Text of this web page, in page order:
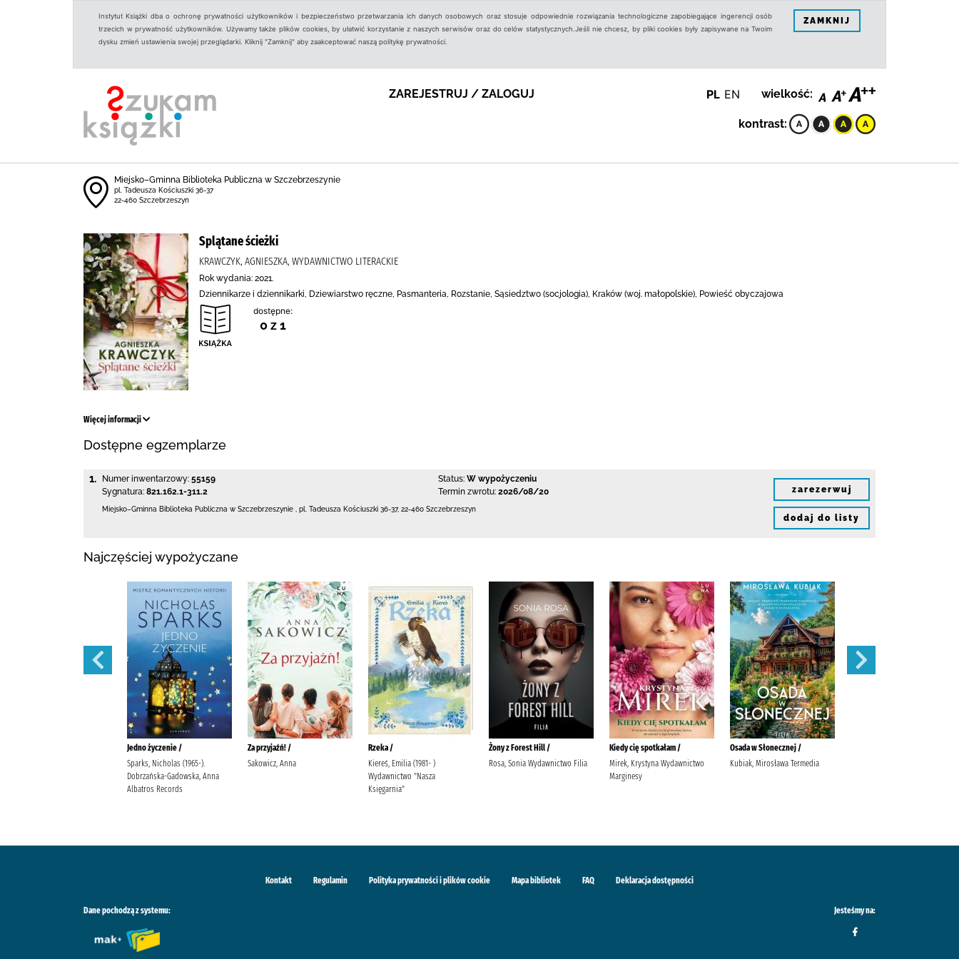
Instytut Książki dba o ochronę prywatności użytkowników i bezpieczeństwo przetwarzania ich danych osobowych oraz stosuje odpowiednie rozwiązania technologiczne zapobiegające ingerencji osób
trzecich w prywatność użytkowników. Używamy także plików cookies, by ułatwić korzystanie z naszych serwisów oraz do celów statystycznych.Jeśli nie chcesz, by pliki cookies były zapisywane na Twoim
dysku zmień ustawienia swojej przeglądarki. Kliknij "Zamknij" aby zaakceptować naszą politykę prywatności.
ZAMKNIJ
ZAREJESTRUJ / ZALOGUJ PL EN wielkość:
kontrast:
Miejsko–Gminna Biblioteka Publiczna w Szczebrzeszynie
pl. Tadeusza Kościuszki 36-37
22-460 Szczebrzeszyn
Splątane ścieżki
KRAWCZYK, AGNIESZKA, WYDAWNICTWO LITERACKIE
Rok wydania: 2021.
Dziennikarze i dziennikarki, Dziewiarstwo ręczne, Pasmanteria, Rozstanie, Sąsiedztwo (socjologia), Kraków (woj. małopolskie), Powieść obyczajowa
dostępne:
0 z 1
Więcej informacji
Dostępne egzemplarze
1. Numer inwentarzowy: 55159
Sygnatura: 821.162.1-311.2
Status: W wypożyczeniu
Termin zwrotu: 2026/08/20
Miejsko–Gminna Biblioteka Publiczna w Szczebrzeszynie pl. Tadeusza Kościuszki 36-37, 22-460 Szczebrzeszyn
zarezerwuj
dodaj do listy
Najczęściej wypożyczane
Jedno życzenie /
Sparks, Nicholas (1965-).
Dobrzańska-Gadowska, Anna
Albatros Records
Za przyjaźń! /
Sakowicz, Anna
Rzeka /
Kiereś, Emilia (1981- )
Wydawnictwo "Nasza
Księgarnia"
Żony z Forest Hill /
Rosa, Sonia Wydawnictwo Filia
Kiedy cię spotkałam /
Mirek, Krystyna Wydawnictwo
Marginesy
Osada w Słonecznej /
Kubiak, Mirosława Termedia
Kontakt Regulamin Polityka prywatności i plików cookie Mapa bibliotek FAQ Deklaracja dostępności
Dane pochodzą z systemu: Jesteśmy na: